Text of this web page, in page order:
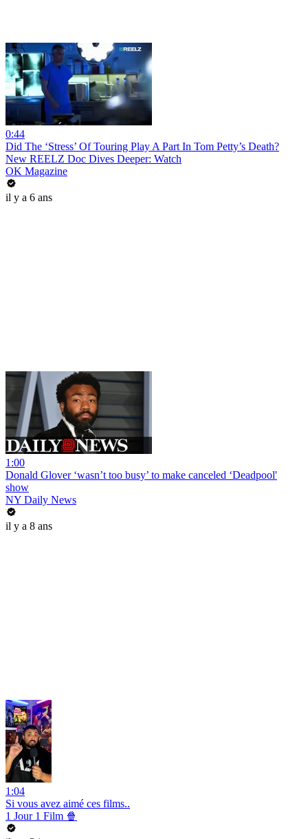
0:44
Did The ‘Stress’ Of Touring Play A Part In Tom Petty’s Death?
New REELZ Doc Dives Deeper: Watch
OK Magazine
il y a 6 ans
1:00
Donald Glover ‘wasn’t too busy’ to make canceled ‘Deadpool'
show
NY Daily News
il y a 8 ans
1:04
Si vous avez aimé ces films..
1 Jour 1 Film 🍿